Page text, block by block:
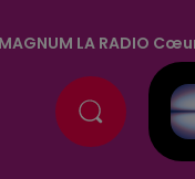
MAGNUM LA RADIO